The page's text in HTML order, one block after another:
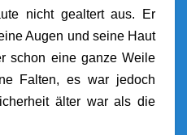
nicht gealtert aus. Er
Augen und seine Haut
schon eine ganze Weile
Falten, es war jedoch
älter war als die